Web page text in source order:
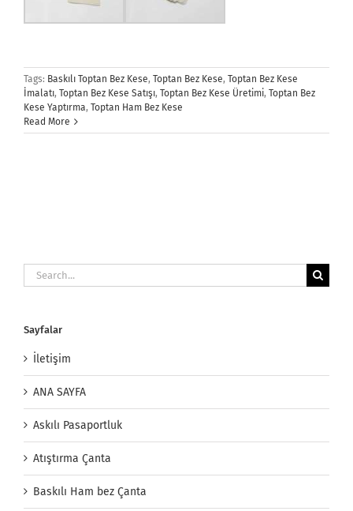
Tags: Baskılı Toptan Bez Kese, Toptan Bez Kese, Toptan Bez Kese
İmalatı, Toptan Bez Kese Satışı, Toptan Bez Kese Üretimi, Toptan Bez
Kese Yaptırma, Toptan Ham Bez Kese
Read More
Search
for:
Sayfalar
İletişim
ANA SAYFA
Askılı Pasaportluk
Atıştırma Çanta
Baskılı Ham bez Çanta